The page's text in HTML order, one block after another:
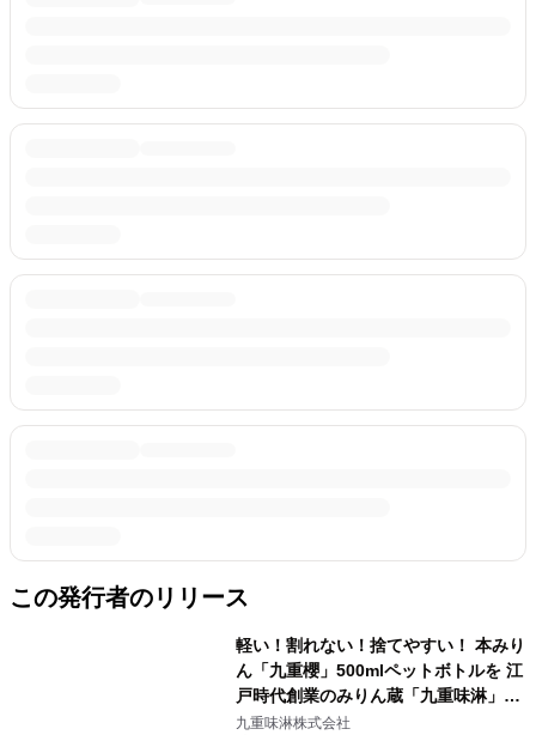
この発行者のリリース
軽い！割れない！捨てやすい！ 本みり
ん「九重櫻」500mlペットボトルを 江
戸時代創業のみりん蔵「九重味淋」が
8月25日に新発売
九重味淋株式会社